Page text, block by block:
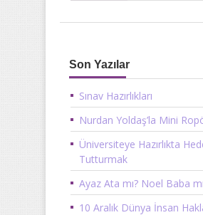
Son Yazılar
Sınav Hazırlıkları
Nurdan Yoldaş’la Mini
Üniversiteye Hazırlıkta
Tutturmak
Ayaz Ata mı? Noel Baba
10 Aralık Dünya İnsan